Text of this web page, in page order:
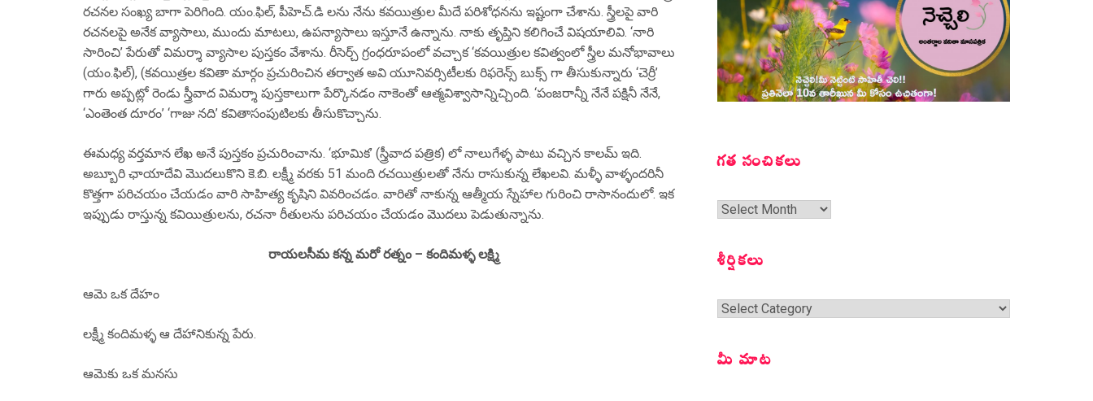
రచనల సంఖ్య బాగా పెరిగింది. యం.ఫిల్, పీహెచ్.డి లను నేను కవయిత్రుల మీదే పరిశోధనను ఇష్టంగా చేశాను. స్త్రీలపై వారి
రచనలపై అనేక వ్యాసాలు, ముందు మాటలు, ఉపన్యాసాలు ఇస్తూనే ఉన్నాను. నాకు తృప్తిని కలిగించే విషయాలివి. ‘నారి
సారించి’ పేరుతో విమర్శా వ్యాసాల పుస్తకం వేశాను. రీసెర్చ్ గ్రంధరూపంలో వచ్చాక ‘కవయిత్రుల కవిత్వంలో స్త్రీల మనోభావాలు
(యం.ఫిల్), (కవయిత్రల కవితా మార్గం ప్రచురించిన తర్వాత అవి యూనివర్సిటీలకు రిఫరెన్స్ బుక్స్ గా తీసుకున్నారు ‘చెర్రీ’
గారు అప్పట్లో రెండు స్త్రీవాద విమర్శా పుస్తకాలుగా పేర్కొనడం నాకెంతో ఆత్మవిశ్వాసాన్నిచ్చింది. ‘పంజరాన్నీ నేనే పక్షినీ నేనే,
‘ఎంతెంత దూరం’ ‘గాజు నది’ కవితాసంపుటిలకు తీసుకొచ్చాను.
ఈమధ్య వర్తమాన లేఖ అనే పుస్తకం ప్రచురించాను. ‘భూమిక’ (స్త్రీవాద పత్రిక) లో నాలుగేళ్ళ పాటు వచ్చిన కాలమ్ ఇది.
అబ్బూరి ఛాయాదేవి మొదలుకొని కె.బి. లక్ష్మీ వరకు 51 మంది రచయిత్రులతో నేను రాసుకున్న లేఖలవి. మళ్ళీ వాళ్ళందరినీ
కొత్తగా పరిచయం చేయడం వారి సాహిత్య కృషిని వివరించడం. వారితో నాకున్న ఆత్మీయ స్నేహాల గురించి రాసానందులో. ఇక
ఇప్పుడు రాస్తున్న కవియిత్రులను, రచనా రీతులను పరిచయం చేయడం మొదలు పెడుతున్నాను.
రాయలసీమ కన్న మరో రత్నం – కందిమళ్ళ లక్ష్మి
ఆమె ఒక దేహం
లక్ష్మీ కందిమళ్ళ ఆ దేహానికున్న పేరు.
ఆమెకు ఒక మనసు
గత సంచికలు
గత
శీర్షికలు
శీర్షికలు
మీ మాట